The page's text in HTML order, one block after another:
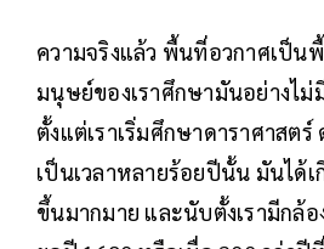
ความจริงแล้ว พื้นที่อวกาศเป็
มนุษย์ของเราศึกษามันอย่างไ
ตั้งแต่เราเริ่มศึกษาดาราศาสตร์
เป็นเวลาหลายร้อยปีนั้น มันได้
ขึ้นมากมาย และนับตั้งเรามีกล้